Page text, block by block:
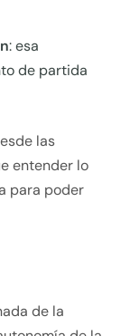
: esa
de partida
las
entender lo
para poder
de la